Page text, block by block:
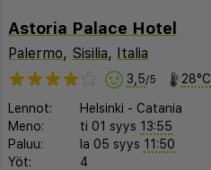
Astoria Palace Hotel
Palermo, Sisilia, Italia
3,5/5 28°C
Lennot: Helsinki - Catania
Meno:
ti 01 syys 13:55
Paluu:
la 05 syys 11:50
Yöt:
4